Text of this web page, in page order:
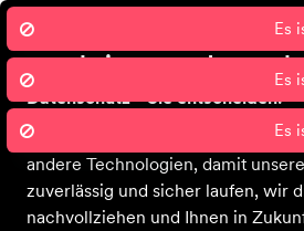
Wir nutzen Cookies um
zu erbringen und zu
Datenschutz - Sie entscheiden!
Sport 2000 und unsere Partner
andere Technologien, damit
zuverlässig und sicher laufen, wir
nachvollziehen und Ihnen in
Bekleidung Schuhe Ausrüstung Sale